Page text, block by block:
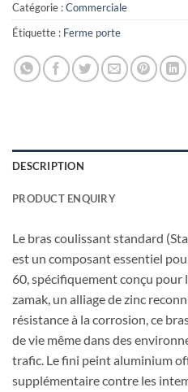
Catégorie :Commerciale
Étiquette : Ferme porte
DESCRIPTION
PRODUCT ENQUIRY
Le bras coulissant standard
est un composant essentiel
60, spécifiquement conçu pour
zamak, un alliage de zinc
résistance à la corrosion, ce
de vie même dans des
trafic. Le fini peint aluminium
supplémentaire contre les